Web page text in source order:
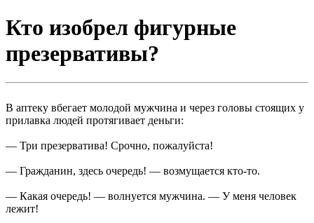
Кто изобрел фигурные
презервативы?
В аптеку вбегает молодой мужчина и через головы стоящих у
прилавка людей протягивает деньги:
— Три презерватива! Срочно, пожалуйста!
— Гражданин, здесь очередь! — возмущается кто-то.
— Какая очередь! — волнуется мужчина. — У меня человек
лежит!